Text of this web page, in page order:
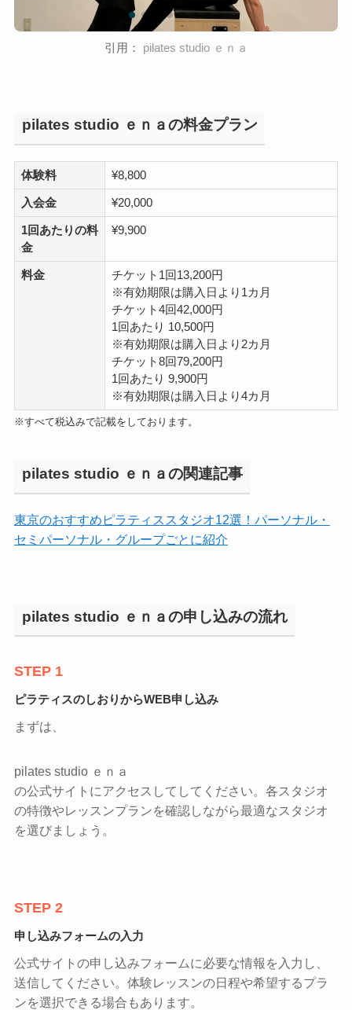
引用： pilates studio ｅｎａ
pilates studio ｅｎａの料金プラン
体験料 ¥8,800
入会金 ¥20,000
1回あたりの料
金
¥9,900
料金
チケット1回13,200円
※有効期限は購入日より1カ月
チケット4回42,000円
1回あたり 10,500円
※有効期限は購入日より2カ月
チケット8回79,200円
1回あたり 9,900円
※有効期限は購入日より4カ月
※すべて税込みで記載をしております。
pilates studio ｅｎａの関連記事
東京のおすすめピラティススタジオ12選！パーソナル・
セミパーソナル・グループごとに紹介
pilates studio ｅｎａの申し込みの流れ
STEP 1
ピラティスのしおりからWEB申し込み
まずは、
pilates studio ｅｎａ
の公式サイトにアクセスしてしてください。各スタジオ
の特徴やレッスンプランを確認しながら最適なスタジオ
を選びましょう。
STEP 2
申し込みフォームの入力
公式サイトの申し込みフォームに必要な情報を入力し、
送信してください。体験レッスンの日程や希望するプラ
ンを選択できる場合もあります。